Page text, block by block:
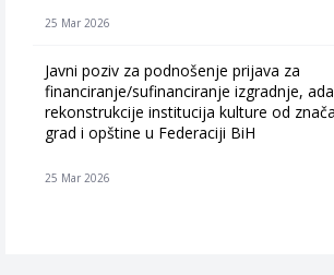
25 Mar 2026
Javni poziv za podnošenje prijava za
financiranje/sufinanciranje izgradnje,
rekonstrukcije institucija kulture od
grad i opštine u Federaciji BiH
25 Mar 2026